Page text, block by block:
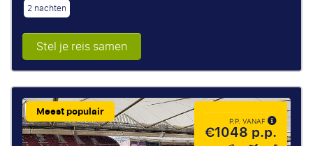
2 nachten
Stel je reis samen
Meest populair
P.P. VANAF
€1048 p.p.